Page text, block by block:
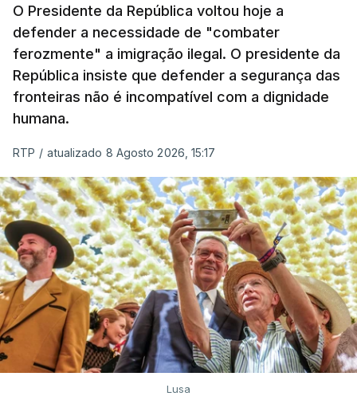
O Presidente da República voltou hoje a
defender a necessidade de "combater
ferozmente" a imigração ilegal. O presidente da
República insiste que defender a segurança das
fronteiras não é incompatível com a dignidade
humana.
RTP / atualizado 8 Agosto 2026, 15:17
Lusa